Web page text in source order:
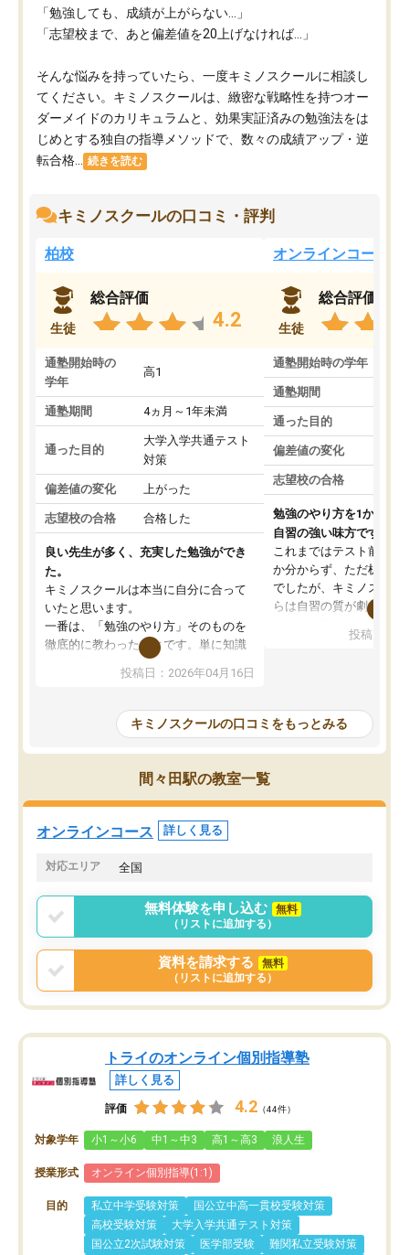
「勉強しても、成績が上がらない…」
「志望校まで、あと偏差値を20上げなければ…」
そんな悩みを持っていたら、一度キミノスクールに相談し
てください。キミノスクールは、緻密な戦略性を持つオー
ダーメイドのカリキュラムと、効果実証済みの勉強法をは
じめとする独自の指導メソッドで、数々の成績アップ・逆
転合格...
続きを読む
キミノスクールの口コミ・評判
柏校
生徒
総合評価
4.2
通塾開始時の
学年
高1
通塾期間 4ヵ月～1年未満
通った目的
大学入学共通テスト
対策
偏差値の変化 上がった
志望校の合格 合格した
良い先生が多く、充実した勉強ができ
た。
キミノスクールは本当に自分に合って
いたと思います。
一番は、「勉強のやり方」そのものを
徹底的に教わったことです。単に知識
を詰め込むのではなく、自学自習の習
慣が身につくよう並走してくれるの
はなくなりました。
講師の方との距離も近く、親身なコー
チングのおかげで、停滞期もモチベー
ションを維持できました。「やらされ
る勉強」から「目標のための勉強」へ
意識が変わったことが、目標校への合
投稿日：2026年04月16日
オンラインコース
生徒
総合評価
通塾開始時の学年
通塾期間
通った目的
偏差値の変化
志望校の合格
勉強のやり方を1から教
自習の強い味方です。
これまではテスト前に何
か分からず、ただ机に座
でしたが、キミノスクー
らは自習の質が劇的に変
を明確にしてくれるの
の仕方をコーチングして
ルなので、家での学習習
身につきました。結果と
た。自分から学ぶ姿勢を
投稿日：
キミノスクールの口コミをもっとみる
間々田駅の教室一覧
オンラインコース 詳しく見る
対応エリア 全国
無料体験を申し込む
無料
（リストに追加する）
資料を請求する
無料
（リストに追加する）
トライのオンライン個別指導塾
詳しく見る
評価 4.2 （44件）
対象学年 小1～小6 中1～中3 高1～高3 浪人生
授業形式 オンライン個別指導(1:1)
目的 私立中学受験対策
国公立中高一貫校受験対策
高校受験対策
大学入学共通テスト対策
国公立2次試験対策
医学部受験
難関私立受験対策